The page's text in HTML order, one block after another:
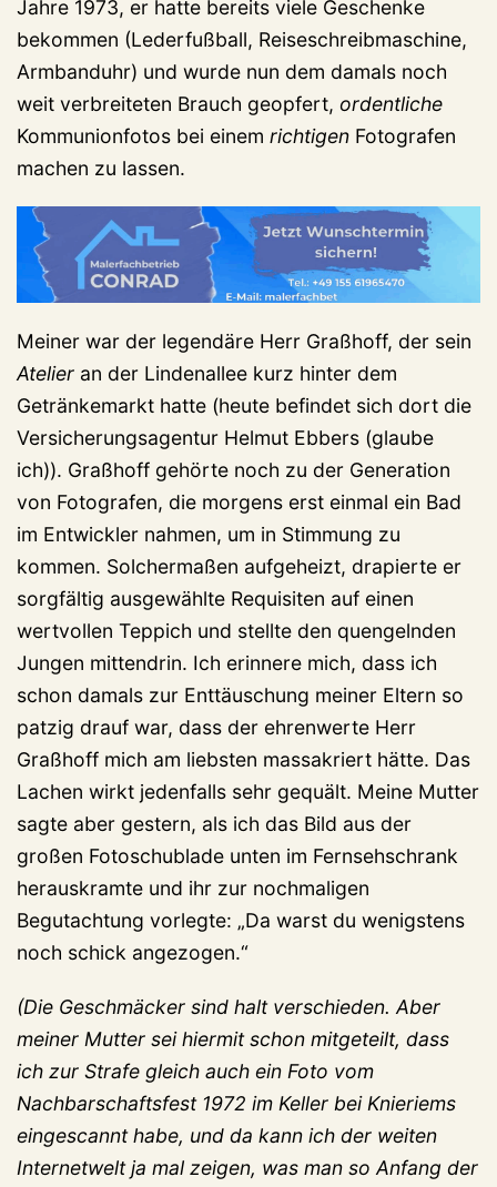
Jahre 1973, er hatte bereits viele Geschenke
bekommen (Lederfußball, Reiseschreibmaschine,
Armbanduhr) und wurde nun dem damals noch
weit verbreiteten Brauch geopfert, ordentliche
Kommunionfotos bei einem richtigen Fotografen
machen zu lassen.
Meiner war der legendäre Herr Graßhoff, der sein
Atelier an der Lindenallee kurz hinter dem
Getränkemarkt hatte (heute befindet sich dort die
Versicherungsagentur Helmut Ebbers (glaube
ich)). Graßhoff gehörte noch zu der Generation
von Fotografen, die morgens erst einmal ein Bad
im Entwickler nahmen, um in Stimmung zu
kommen. Solchermaßen aufgeheizt, drapierte er
sorgfältig ausgewählte Requisiten auf einen
wertvollen Teppich und stellte den quengelnden
Jungen mittendrin. Ich erinnere mich, dass ich
schon damals zur Enttäuschung meiner Eltern so
patzig drauf war, dass der ehrenwerte Herr
Graßhoff mich am liebsten massakriert hätte. Das
Lachen wirkt jedenfalls sehr gequält. Meine Mutter
sagte aber gestern, als ich das Bild aus der
großen Fotoschublade unten im Fernsehschrank
herauskramte und ihr zur nochmaligen
Begutachtung vorlegte: „Da warst du wenigstens
noch schick angezogen.“
(Die Geschmäcker sind halt verschieden. Aber
meiner Mutter sei hiermit schon mitgeteilt, dass
ich zur Strafe gleich auch ein Foto vom
Nachbarschaftsfest 1972 im Keller bei Knieriems
eingescannt habe, und da kann ich der weiten
Internetwelt ja mal zeigen, was man so Anfang der